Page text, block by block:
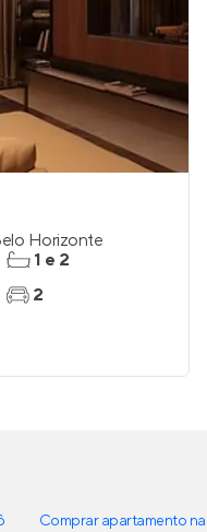
Horizonte
1 e 2
2
Comprar apartamento